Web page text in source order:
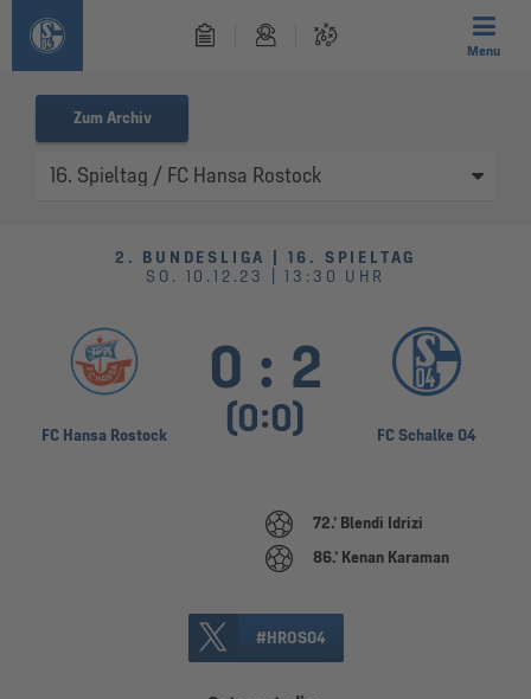
Menu
Zum Archiv
2. BUNDESLIGA | 16. SPIELTAG
SO. 10.12.23 | 13:30 UHR
FC Hansa Rostock
0 : 2
(0:0) FC Schalke 04
#HROS04
72.’ Blendi Idrizi
86.’ Kenan Karaman